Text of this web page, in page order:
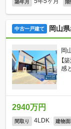
築年月 階
中古一戸建て 岡山
岡
【
感
2940万円
間取り 4LDK 建物